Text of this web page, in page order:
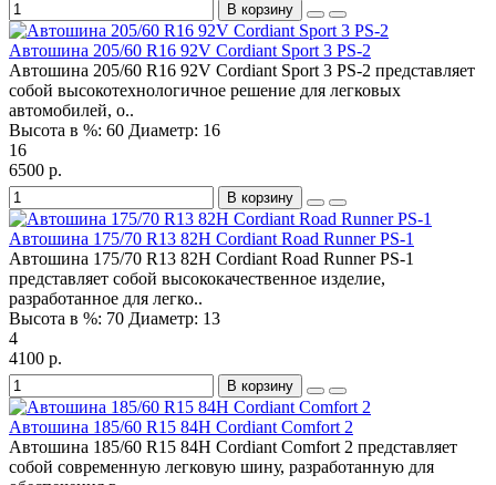
В корзину
Автошина 205/60 R16 92V Cordiant Sport 3 PS-2
Автошина 205/60 R16 92V Cordiant Sport 3 PS-2 представляет
собой высокотехнологичное решение для легковых
автомобилей, о..
Высота в %: 60 Диаметр: 16
16
6500 р.
В корзину
Автошина 175/70 R13 82H Cordiant Road Runner PS-1
Автошина 175/70 R13 82H Cordiant Road Runner PS-1
представляет собой высококачественное изделие,
разработанное для легко..
Высота в %: 70 Диаметр: 13
4
4100 р.
В корзину
Автошина 185/60 R15 84H Cordiant Comfort 2
Автошина 185/60 R15 84H Cordiant Comfort 2 представляет
собой современную легковую шину, разработанную для